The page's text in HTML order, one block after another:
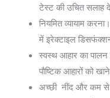
टेस्ट की उचित सलाह
नियमित व्यायाम
में इरेक्टाइल डिसफंक्शन
स्वस्थ आहार का
पौष्टिक आहारों को
अच्छी नींद और कम से